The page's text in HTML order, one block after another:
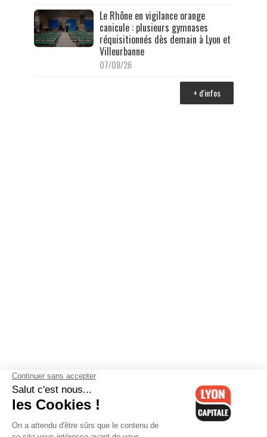
Le Rhône en vigilance orange
canicule : plusieurs gymnases
réquisitionnés dès demain à Lyon et
Villeurbanne
07/08/26
+ d'infos